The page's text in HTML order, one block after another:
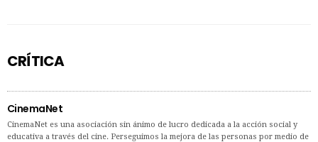
CRÍTICA
CinemaNet
CinemaNet es una asociación sin ánimo de lucro dedicada a la acción social y
educativa a través del cine. Perseguimos la mejora de las personas por medio de